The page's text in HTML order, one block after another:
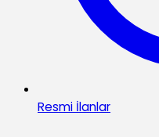
Resmi İlanlar